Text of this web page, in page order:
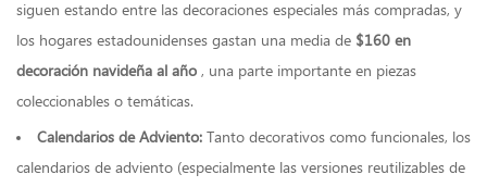
siguen estando entre las decoraciones especiales más compradas, y
los hogares estadounidenses gastan una media de $160 en
decoración navideña al año , una parte importante en piezas
coleccionables o temáticas.
Calendarios de Adviento: Tanto decorativos como funcionales, los
calendarios de adviento (especialmente las versiones reutilizables de